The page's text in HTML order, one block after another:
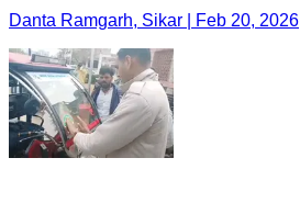
Danta Ramgarh, Sikar | Feb 20, 2026